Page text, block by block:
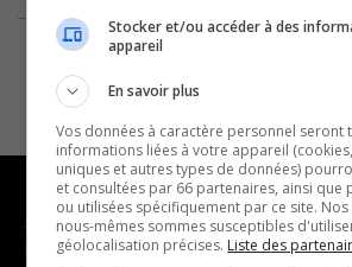
NOUVELLES
Stocker et/ou accéder à des
appareil
En savoir plus
Vos données à caractère personnel seront
informations liées à votre appareil
uniques et autres types de données)
et consultées par 66 partenaires, ainsi que
ou utilisées spécifiquement par ce site.
nous-mêmes sommes susceptibles
géolocalisation précises. Liste des